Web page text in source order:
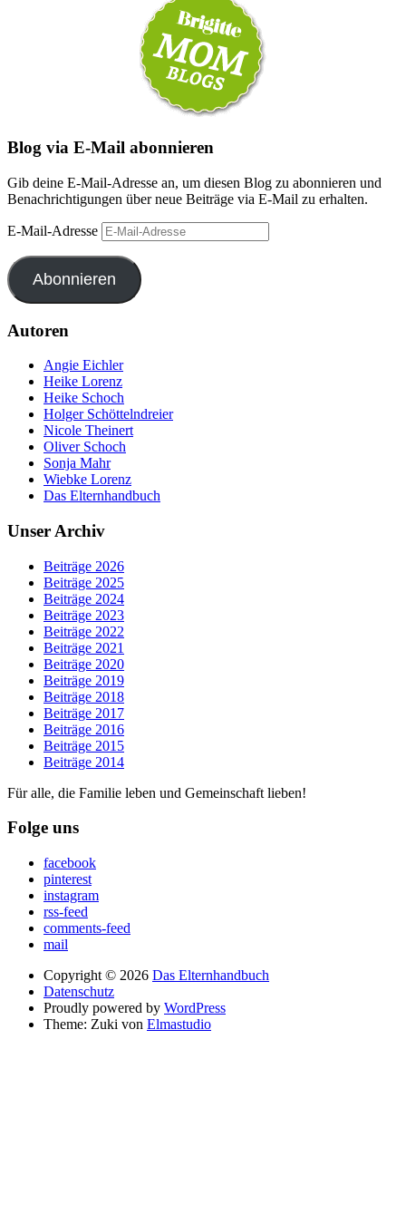
Blog via E-Mail abonnieren
Gib deine E-Mail-Adresse an, um diesen Blog zu abonnieren und
Benachrichtigungen über neue Beiträge via E-Mail zu erhalten.
E-Mail-Adresse
Abonnieren
Autoren
Angie Eichler
Heike Lorenz
Heike Schoch
Holger Schöttelndreier
Nicole Theinert
Oliver Schoch
Sonja Mahr
Wiebke Lorenz
Das Elternhandbuch
Unser Archiv
Beiträge 2026
Beiträge 2025
Beiträge 2024
Beiträge 2023
Beiträge 2022
Beiträge 2021
Beiträge 2020
Beiträge 2019
Beiträge 2018
Beiträge 2017
Beiträge 2016
Beiträge 2015
Beiträge 2014
Für alle, die Familie leben und Gemeinschaft lieben!
Folge uns
facebook
pinterest
instagram
rss-feed
comments-feed
mail
Copyright © 2026 Das Elternhandbuch
Datenschutz
Proudly powered by WordPress
Theme: Zuki von Elmastudio